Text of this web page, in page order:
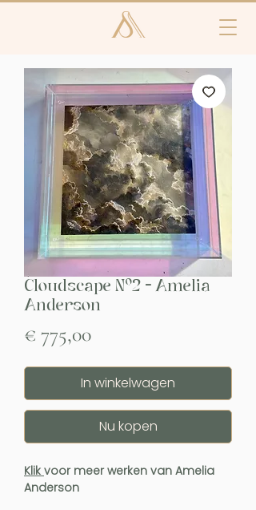
Cloudscape Nº2 - Amelia
Anderson
€ 775,00Prijs
In winkelwagen
Nu kopen
Klik voor meer werken van Amelia
Anderson